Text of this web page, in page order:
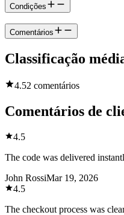
Condições
Comentários
Classificação
4.52 comentários
Comentários de
4.5
The code was delivered
John RossiMar 19, 2026
4.5
The checkout process was